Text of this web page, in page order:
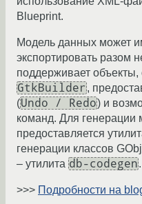
Blueprint.
Модель данных может
экспортировать разом
поддерживает объекты,
GtkBuilder ,
(Undo / Redo) и
команд. Для
предоставляется
генерации классов
– утилита db-codegen.
>>> Подробности на